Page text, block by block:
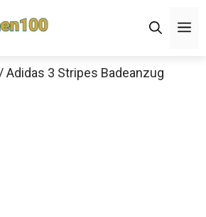
/ Adidas 3 Stripes Badeanzug